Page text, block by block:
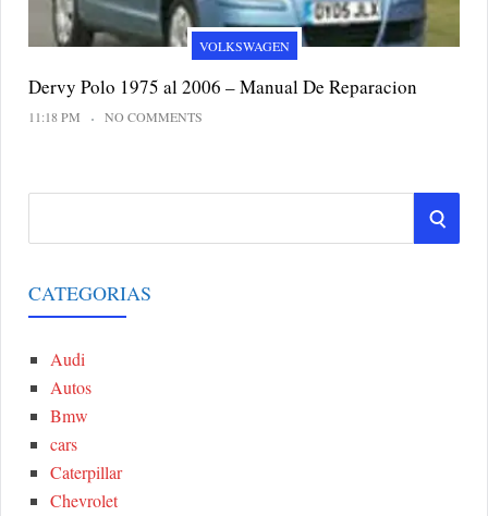
VOLKSWAGEN
Dervy Polo 1975 al 2006 – Manual De Reparacion
11:18 PM NO COMMENTS
r
c
S
CATEGORIAS
Audi
Autos
Bmw
cars
Caterpillar
Chevrolet